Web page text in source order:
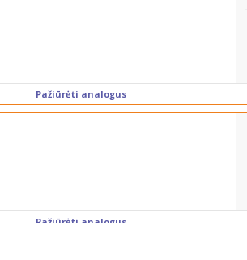
Pažiūrėti analogus
Pažiūrėti analogus